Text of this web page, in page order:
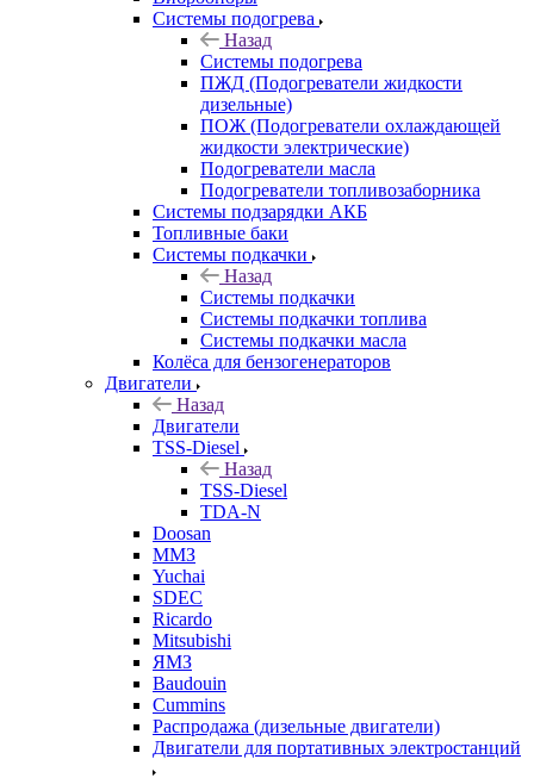
Системы подогрева
Назад
Системы подогрева
ПЖД (Подогреватели жидкости
дизельные)
ПОЖ (Подогреватели охлаждающей
жидкости электрические)
Подогреватели масла
Подогреватели топливозаборника
Системы подзарядки АКБ
Топливные баки
Системы подкачки
Назад
Системы подкачки
Системы подкачки топлива
Системы подкачки масла
Колёса для бензогенераторов
Двигатели
Назад
Двигатели
TSS-Diesel
Назад
TSS-Diesel
TDA-N
Doosan
ММЗ
Yuchai
SDEC
Ricardo
Mitsubishi
ЯМЗ
Baudouin
Cummins
Распродажа (дизельные двигатели)
Двигатели для портативных электростанций